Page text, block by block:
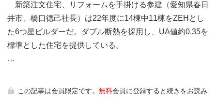
新築注文住宅、リフォームを手掛ける参建（愛知県春日
井市、橋口德己社長）は22年度に14棟中11棟をZEHとし
た6つ星ビルダーだ。ダブル断熱を採用し、UA値約0.35を
標準とした住宅を提供している。
…
この記事は会員限定です。 無料会員に登録すると続きをお読み